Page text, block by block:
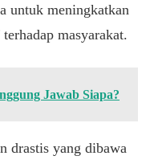
untuk meningkatkan
masyarakat.
Jawab Siapa?
drastis yang dibawa